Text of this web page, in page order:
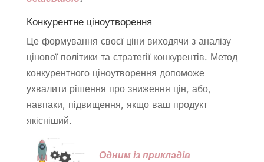
Конкурентне ціноутворення
Це формування своєї ціни виходячи з аналізу
цінової політики та стратегії конкурентів. Метод
конкурентного ціноутворення допоможе
ухвалити рішення про зниження цін, або,
навпаки, підвищення, якщо ваш продукт
якісніший.
Одним із прикладів